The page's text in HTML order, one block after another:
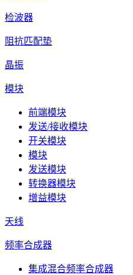
检波器
阻抗匹配垫
晶振
模块
前端模块
发送/接收模块
开关模块
模块
发送模块
转换器模块
增益模块
天线
频率合成器
集成混合频率合成器